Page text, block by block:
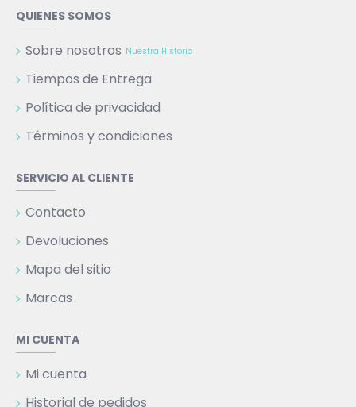
QUIENES SOMOS
Sobre nosotros Nuestra Historia
Tiempos de Entrega
Política de privacidad
Términos y condiciones
SERVICIO AL CLIENTE
Contacto
Devoluciones
Mapa del sitio
Marcas
MI CUENTA
Mi cuenta
Historial de pedidos